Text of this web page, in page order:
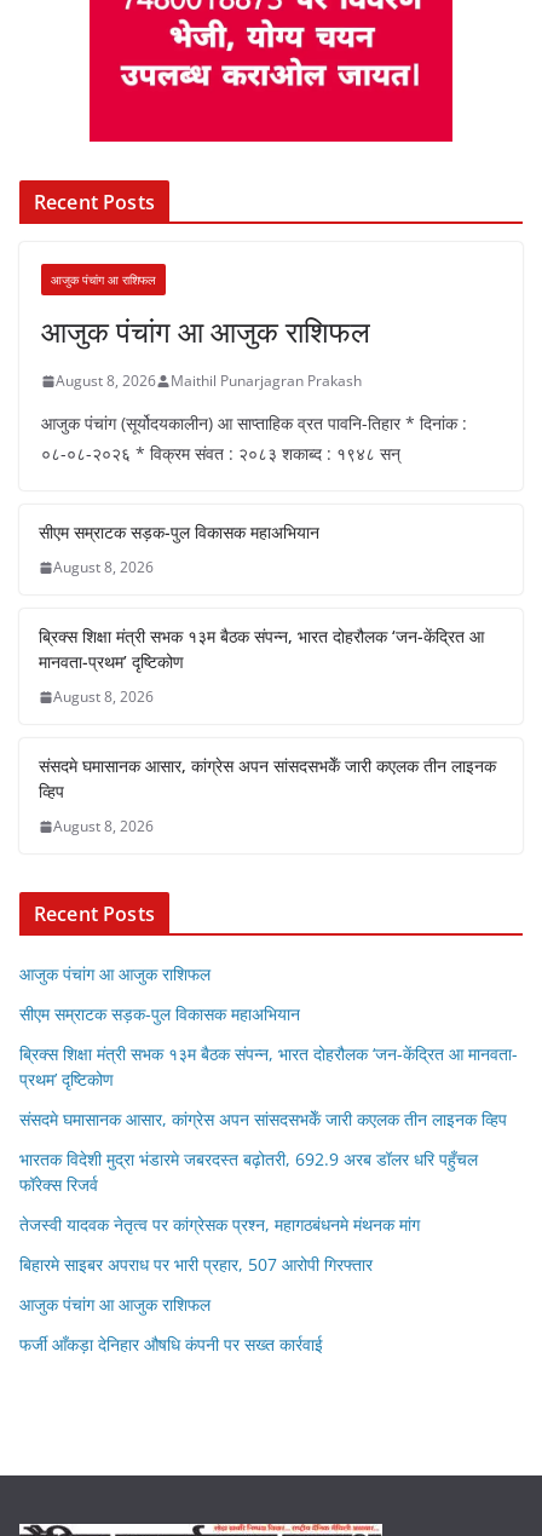
Recent Posts
आजुक पंचांग आ राशिफल
आजुक पंचांग आ आजुक राशिफल
August 8, 2026 Maithil Punarjagran Prakash
आजुक पंचांग (सूर्योदयकालीन) आ साप्ताहिक व्रत पावनि-तिहार * दिनांक :
०८-०८-२०२६ * विक्रम संवत : २०८३ शकाब्द : १९४८ सन्
सीएम सम्राटक सड़क-पुल विकासक महाअभियान
August 8, 2026
ब्रिक्स शिक्षा मंत्री सभक १३म बैठक संपन्न, भारत दोहरौलक ‘जन-केंद्रित आ
मानवता-प्रथम’ दृष्टिकोण
August 8, 2026
संसदमे घमासानक आसार, कांग्रेस अपन सांसदसभकेँ जारी कएलक तीन लाइनक
व्हिप
August 8, 2026
Recent Posts
आजुक पंचांग आ आजुक राशिफल
सीएम सम्राटक सड़क-पुल विकासक महाअभियान
ब्रिक्स शिक्षा मंत्री सभक १३म बैठक संपन्न, भारत दोहरौलक ‘जन-केंद्रित आ मानवता-
प्रथम’ दृष्टिकोण
संसदमे घमासानक आसार, कांग्रेस अपन सांसदसभकेँ जारी कएलक तीन लाइनक व्हिप
भारतक विदेशी मुद्रा भंडारमे जबरदस्त बढ़ोतरी, 692.9 अरब डॉलर धरि पहुँचल
फॉरेक्स रिजर्व
तेजस्वी यादवक नेतृत्व पर कांग्रेसक प्रश्न, महागठबंधनमे मंथनक मांग
बिहारमे साइबर अपराध पर भारी प्रहार, 507 आरोपी गिरफ्तार
आजुक पंचांग आ आजुक राशिफल
फर्जी आँकड़ा देनिहार औषधि कंपनी पर सख्त कार्रवाई